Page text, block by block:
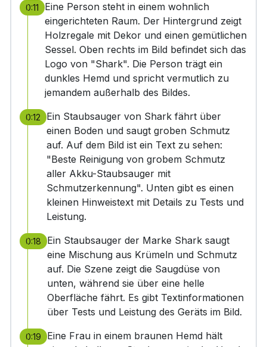
0:11
Eine Person steht in einem wohnlich
eingerichteten Raum. Der Hintergrund zeigt
Holzregale mit Dekor und einen gemütlichen
Sessel. Oben rechts im Bild befindet sich das
Logo von "Shark". Die Person trägt ein
dunkles Hemd und spricht vermutlich zu
jemandem außerhalb des Bildes.
0:12
Ein Staubsauger von Shark fährt über
einen Boden und saugt groben Schmutz
auf. Auf dem Bild ist ein Text zu sehen:
"Beste Reinigung von grobem Schmutz
aller Akku-Staubsauger mit
Schmutzerkennung". Unten gibt es einen
kleinen Hinweistext mit Details zu Tests und
Leistung.
0:18
Ein Staubsauger der Marke Shark saugt
eine Mischung aus Krümeln und Schmutz
auf. Die Szene zeigt die Saugdüse von
unten, während sie über eine helle
Oberfläche fährt. Es gibt Textinformationen
über Tests und Leistung des Geräts im Bild.
0:19
Eine Frau in einem braunen Hemd hält